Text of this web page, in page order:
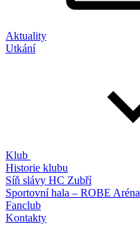
Aktuality
Utkání
Klub
Historie klubu
Síň slávy HC Zubří
Sportovní hala – ROBE Aréna
Fanclub
Kontakty